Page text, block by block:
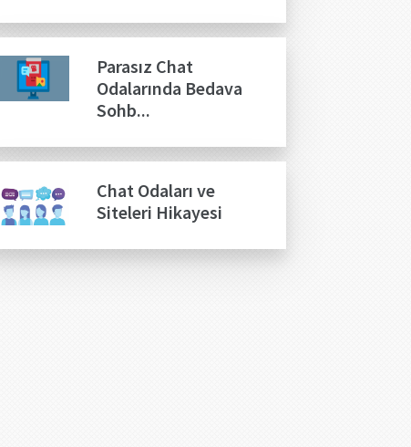
Parasız Chat
Odalarında Bedava
Sohb...
Chat Odaları ve
Siteleri Hikayesi